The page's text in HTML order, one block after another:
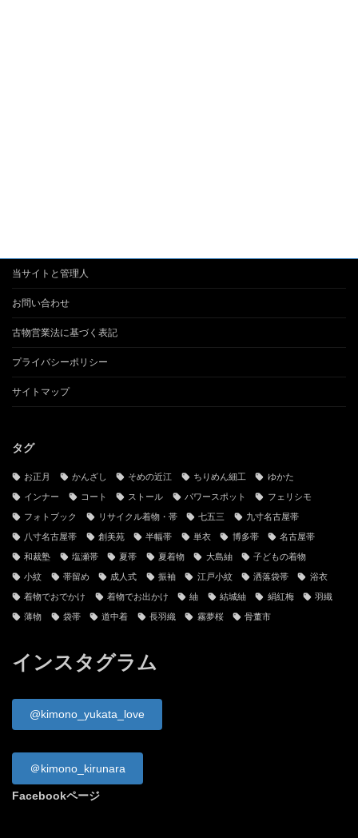
当サイトと管理人
お問い合わせ
古物営業法に基づく表記
プライバシーポリシー
サイトマップ
タグ
お正月 かんざし そめの近江 ちりめん細工 ゆかた
インナー コート ストール パワースポット フェリシモ
フォトブック リサイクル着物・帯 七五三 九寸名古屋帯
八寸名古屋帯 創美苑 半幅帯 単衣 博多帯 名古屋帯
和裁塾 塩瀬帯 夏帯 夏着物 大島紬 子どもの着物
小紋 帯留め 成人式 振袖 江戸小紋 洒落袋帯 浴衣
着物でおでかけ 着物でお出かけ 紬 結城紬 絹紅梅 羽織
薄物 袋帯 道中着 長羽織 霧夢桜 骨董市
インスタグラム
@kimono_yukata_love
＠kimono_kirunara
Facebookページ